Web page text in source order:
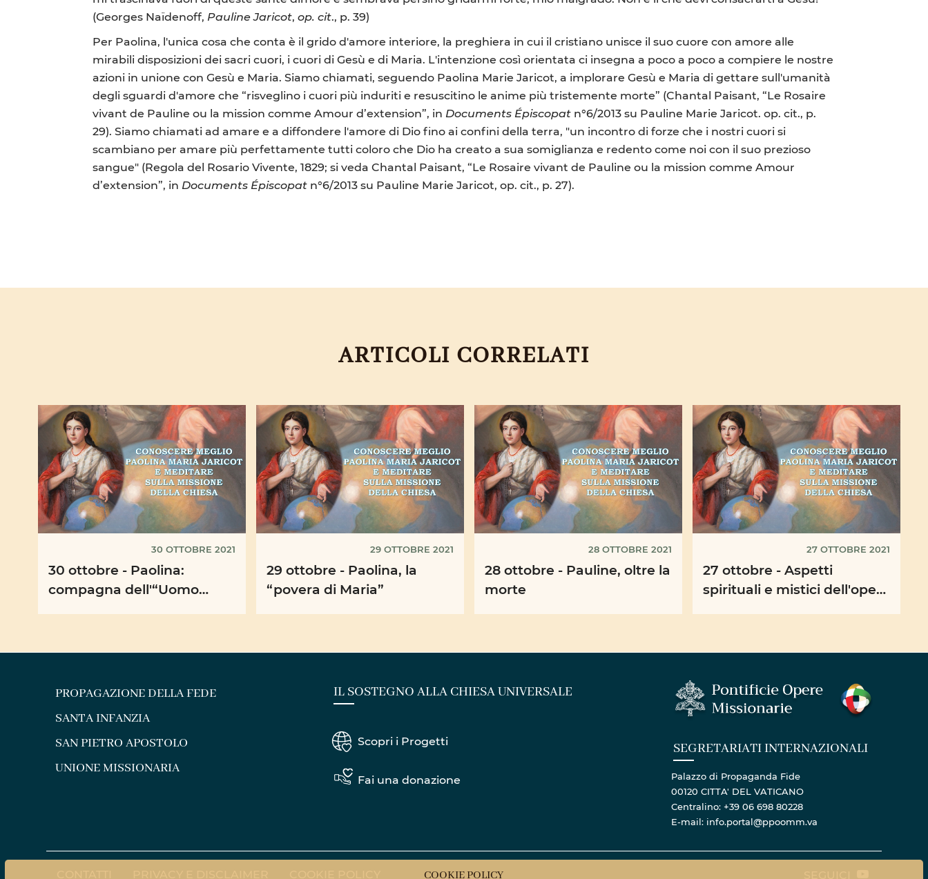
(Georges Naïdenoff, Pauline Jaricot,op. cit., p. 39)
Per Paolina, l'unica cosa che conta è il grido d'amore interiore, la preghiera in cui il cristiano unisce il suo cuore con amore alle
mirabili disposizioni dei sacri cuori, i cuori di Gesù e di Maria. L'intenzione così orientata ci insegna a poco a poco a compiere le nostre
azioni in unione con Gesù e Maria. Siamo chiamati, seguendo Paolina Marie Jaricot, a implorare Gesù e Maria di gettare sull'umanità
degli sguardi d'amore che “risveglino i cuori più induriti e resuscitino le anime più tristemente morte” (Chantal Paisant, “Le Rosaire
vivant de Pauline ou la mission comme Amour d’extension”, in Documents Épiscopat n°6/2013 su Pauline Marie Jaricot. op. cit., p.
29). Siamo chiamati ad amare e a diffondere l'amore di Dio fino ai confini della terra, "un incontro di forze che i nostri cuori si
scambiano per amare più perfettamente tutti coloro che Dio ha creato a sua somiglianza e redento come noi con il suo prezioso
sangue" (Regola del Rosario Vivente, 1829; si veda Chantal Paisant, “Le Rosaire vivant de Pauline ou la mission comme Amour
d’extension”, in Documents Épiscopat n°6/2013 su Pauline Marie Jaricot, op. cit., p. 27).
ARTICOLI CORRELATI
30 OTTOBRE 2021
30 ottobre - Paolina:
compagna dell'“Uomo
29 OTTOBRE 2021
29 ottobre - Paolina, la
“povera di Maria”
28 OTTOBRE 2021
28 ottobre - Pauline, oltre la
morte
27 OTTOBRE 2021
27 ottobre - Aspetti
spirituali e mistici dell'opera
PROPAGAZIONE DELLA FEDE
SANTA INFANZIA
SAN PIETRO APOSTOLO
UNIONE MISSIONARIA
IL SOSTEGNO ALLA CHIESA UNIVERSALE
Scopri i Progetti
Fai una donazione
SEGRETARIATI INTERNAZIONALI
Palazzo di Propaganda Fide
00120 CITTA' DEL VATICANO
Centralino: +39 06 698 80228
E-mail: info.portal@ppoomm.va
COOKIE POLICY